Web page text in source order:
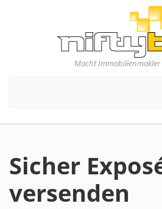
Macht Immobilienmakler
Sicher
versenden